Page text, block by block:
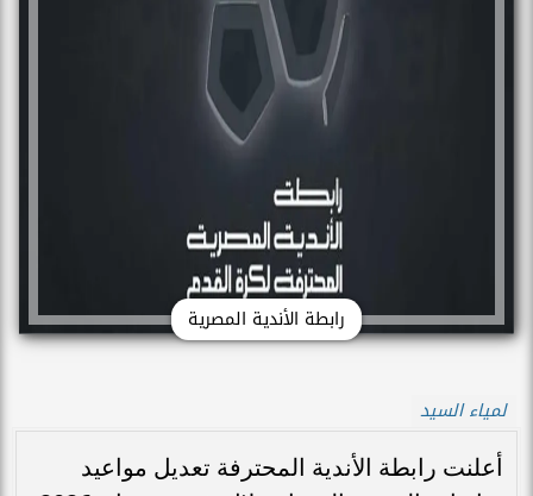
رابطة الأندية المصرية
لمياء السيد
أعلنت رابطة الأندية المحترفة تعديل مواعيد